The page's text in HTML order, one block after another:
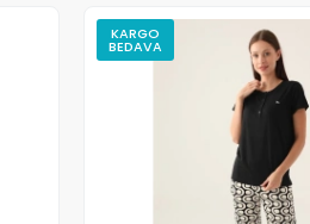
KARGO
BEDAVA